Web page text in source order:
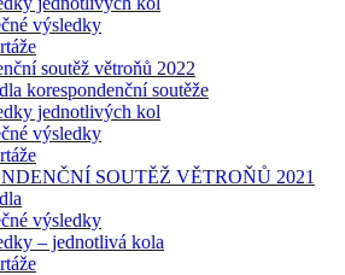
výsledky
soutěž větroňů 2022
korespondenční soutěže
jednotlivých kol
výsledky
SOUTĚŽ VĚTROŇŮ 2021
výsledky
– jednotlivá kola